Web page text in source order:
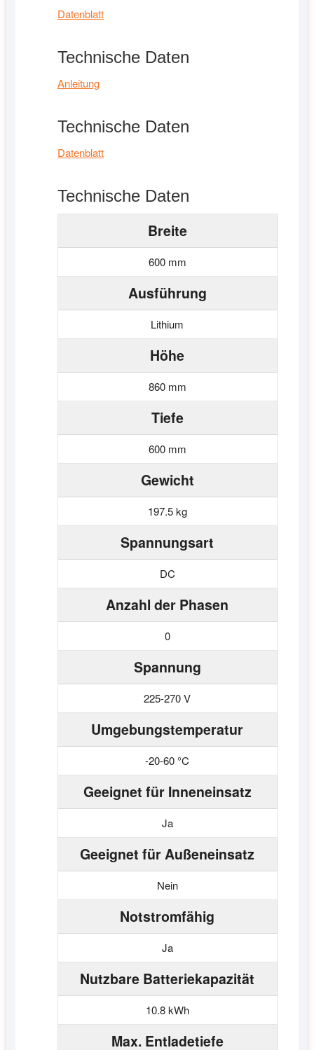
Datenblatt
Technische Daten
Anleitung
Technische Daten
Datenblatt
Technische Daten
Breite
600 mm
Ausführung
Lithium
Höhe
860 mm
Tiefe
600 mm
Gewicht
197.5 kg
Spannungsart
DC
Anzahl der Phasen
0
Spannung
225-270 V
Umgebungstemperatur
-20-60 °C
Geeignet für Inneneinsatz
Ja
Geeignet für Außeneinsatz
Nein
Notstromfähig
Ja
Nutzbare Batteriekapazität
10.8 kWh
Max. Entladetiefe